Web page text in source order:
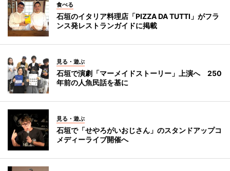
食べる
石垣のイタリア料理店「PIZZA DA TUTTI」がフラ
ンス発レストランガイドに掲載
見る・遊ぶ
石垣で演劇「マーメイドストーリー」上演へ 250
年前の人魚民話を基に
見る・遊ぶ
石垣で「せやろがいおじさん」のスタンドアップコ
メディーライブ開催へ